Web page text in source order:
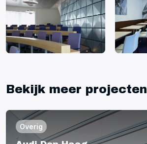
Bekijk meer projecten
Overig